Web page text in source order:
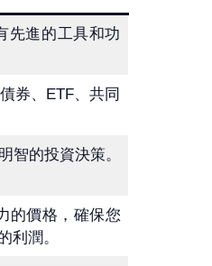
先進的工具和功
券、ETF、共同
智的投資決策。
的價格，確保您
利潤。